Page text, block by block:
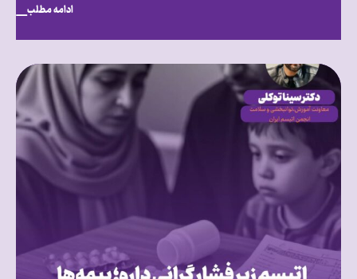
ادامه مطلب